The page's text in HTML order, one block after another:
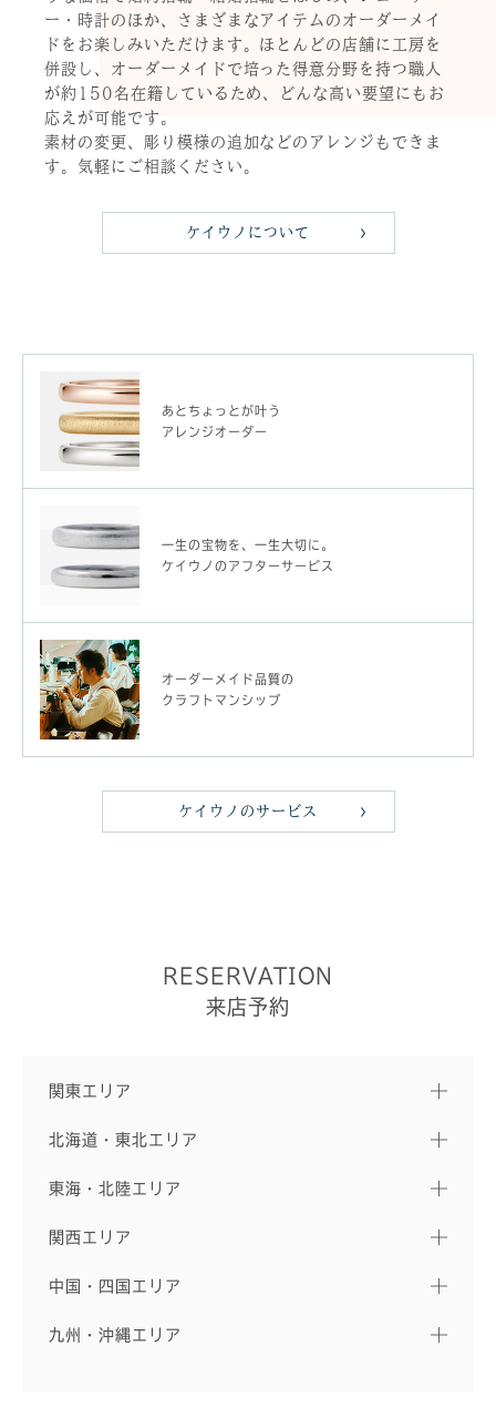
ー・時計のほか、さまざまなアイテムのオーダーメイ
ドをお楽しみいただけます。ほとんどの店舗に工房を
併設し、オーダーメイドで培った得意分野を持つ職人
が約150名在籍しているため、どんな高い要望にもお
応えが可能です。
素材の変更、彫り模様の追加などのアレンジもできま
す。気軽にご相談ください。
ケイウノについて
あとちょっとが叶う
アレンジオーダー
一生の宝物を、一生大切に。
ケイウノのアフターサービス
オーダーメイド品質の
クラフトマンシップ
ケイウノのサービス
RESERVATION
来店予約
関東エリア
北海道・東北エリア
東海・北陸エリア
関西エリア
中国・四国エリア
九州・沖縄エリア